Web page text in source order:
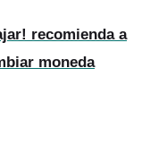
recomienda a
moneda